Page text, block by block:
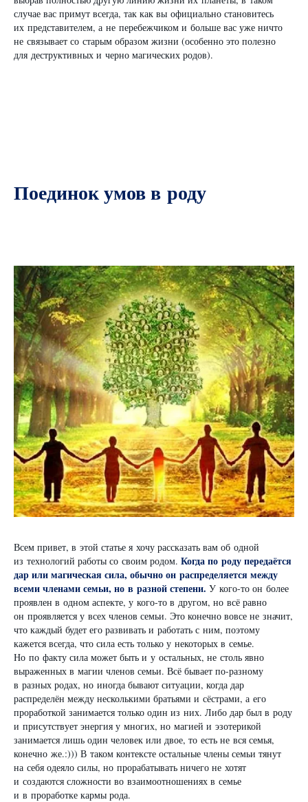
случае вас примут всегда, так как вы официально становитесь
их представителем, а не перебежчиком и больше вас уже ничто
не связывает со старым образом жизни (особенно это полезно
для деструктивных и черно магических родов).
Поединок умов в роду
Всем привет, в этой статье я хочу рассказать вам об одной
из технологий работы со своим родом. Когда по роду передаётся
дар или магическая сила, обычно он распределяется между
всеми членами семьи, но в разной степени. У кого-то он более
проявлен в одном аспекте, у кого-то в другом, но всё равно
он проявляется у всех членов семьи. Это конечно вовсе не значит,
что каждый будет его развивать и работать с ним, поэтому
кажется всегда, что сила есть только у некоторых в семье.
Но по факту сила может быть и у остальных, не столь явно
выраженных в магии членов семьи. Всё бывает по-разному
в разных родах, но иногда бывают ситуации, когда дар
распределён между несколькими братьями и сёстрами, а его
проработкой занимается только один из них. Либо дар был в роду
и присутствует энергия у многих, но магией и эзотерикой
занимается лишь один человек или двое, то есть не вся семья,
конечно же.:))) В таком контексте остальные члены семьи тянут
на себя одеяло силы, но прорабатывать ничего не хотят
и создаются сложности во взаимоотношениях в семье
и в проработке кармы рода.